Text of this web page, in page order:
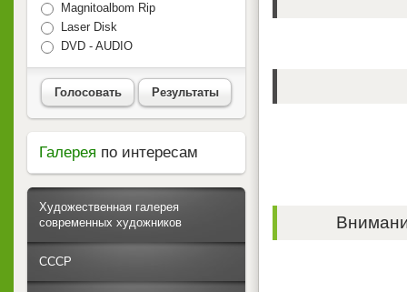
Magnitoalbom Rip
Laser Disk
DVD - AUDIO
Голосовать Результаты
Галерея по интересам
Художественная галерея
современных художников
СССР